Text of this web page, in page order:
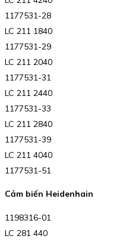
1177531-28
LC 211 1840
1177531-29
LC 211 2040
1177531-31
LC 211 2440
1177531-33
LC 211 2840
1177531-39
LC 211 4040
1177531-51
Cảm biến Heidenhain
1198316-01
LC 281 440